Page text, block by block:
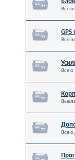
Все о
Все
Все о
Все о